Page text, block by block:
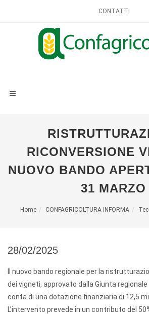
CONTATTI
RICONVERSIONE
NUOVO BANDO
31 MARZO
Home CONFAGRICOLTURA INFORMA
28/02/2025
Il nuovo bando regionale per la
dei vigneti, approvato dalla Giunta
conta di una dotazione finanziaria di 12,5
L’intervento prevede in un contributo del